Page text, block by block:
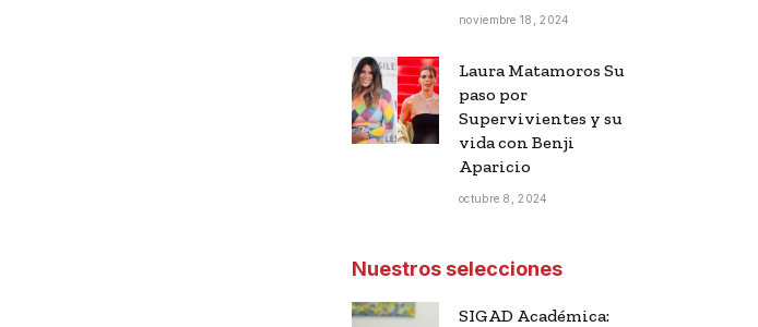
noviembre 18, 2024
Laura Matamoros Su
paso por
Supervivientes y su
vida con Benji
Aparicio
octubre 8, 2024
Nuestros selecciones
SIGAD Académica: